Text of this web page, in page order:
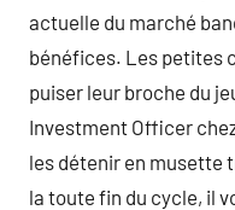
actuelle du marché
bénéfices. Les petites
puiser leur broche du
Investment Officer
les détenir en musette
la toute fin du cycle, il